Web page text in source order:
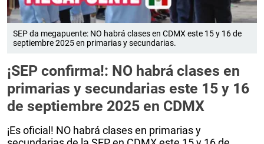
SEP da megapuente: NO habrá clases en CDMX este 15 y 16 de
septiembre 2025 en primarias y secundarias.
¡SEP confirma!: NO habrá clases en
primarias y secundarias este 15 y 16
de septiembre 2025 en CDMX
¡Es oficial! NO habrá clases en primarias y